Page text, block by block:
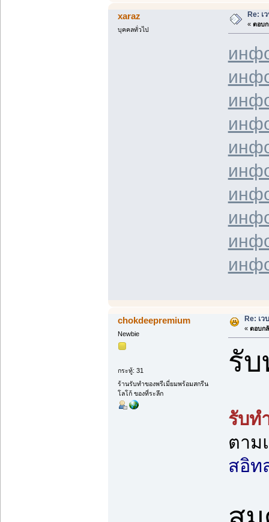
xaraz
บุคคลทั่วไป
Re: เ
« ตอบก
chokdeepremium
Newbie
กระทู้: 31
ร้านรับทำของพรีเมี่ยมพร้อมสกรีน
โลโก้ ของที่ระลึก
Re: เว
« ตอบก
รั
รับท
ตาม
สอิท